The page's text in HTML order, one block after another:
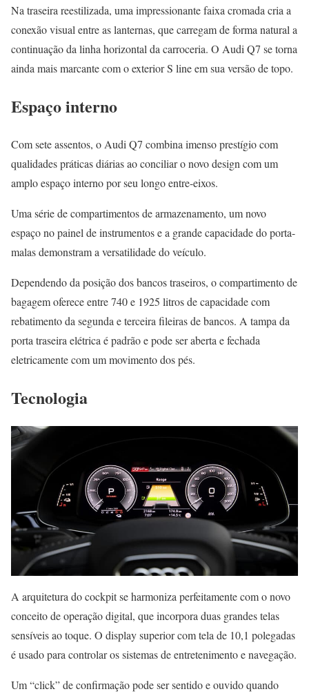
Na traseira reestilizada, uma impressionante faixa cromada cria a
conexão visual entre as lanternas, que carregam de forma natural a
continuação da linha horizontal da carroceria. O Audi Q7 se torna
ainda mais marcante com o exterior S line em sua versão de topo.
Espaço interno
Com sete assentos, o Audi Q7 combina imenso prestígio com
qualidades práticas diárias ao conciliar o novo design com um
amplo espaço interno por seu longo entre-eixos.
Uma série de compartimentos de armazenamento, um novo
espaço no painel de instrumentos e a grande capacidade do porta-
malas demonstram a versatilidade do veículo.
Dependendo da posição dos bancos traseiros, o compartimento de
bagagem oferece entre 740 e 1925 litros de capacidade com
rebatimento da segunda e terceira fileiras de bancos. A tampa da
porta traseira elétrica é padrão e pode ser aberta e fechada
eletricamente com um movimento dos pés.
Tecnologia
A arquitetura do cockpit se harmoniza perfeitamente com o novo
conceito de operação digital, que incorpora duas grandes telas
sensíveis ao toque. O display superior com tela de 10,1 polegadas
é usado para controlar os sistemas de entretenimento e navegação.
Um “click” de confirmação pode ser sentido e ouvido quando